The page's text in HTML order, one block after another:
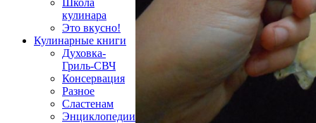
кулинара
Это вкусно!
Кулинарные книги
Духовка-
Гриль-СВЧ
Консервация
Разное
Сластенам
Энциклопедии